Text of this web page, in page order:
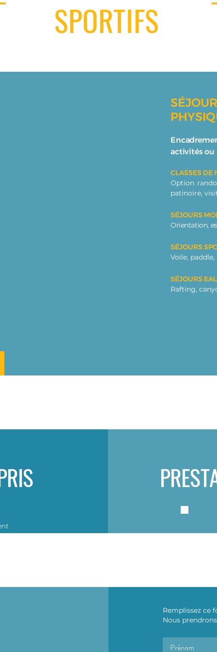
SPORTIFS
activités ou
CLASSES DE
Option
patinoire,
SÉJOURS
Orientation,
SÉJOURS
Voile, paddle,
SÉJOURS
Rafting,
Remplissez ce
Nous